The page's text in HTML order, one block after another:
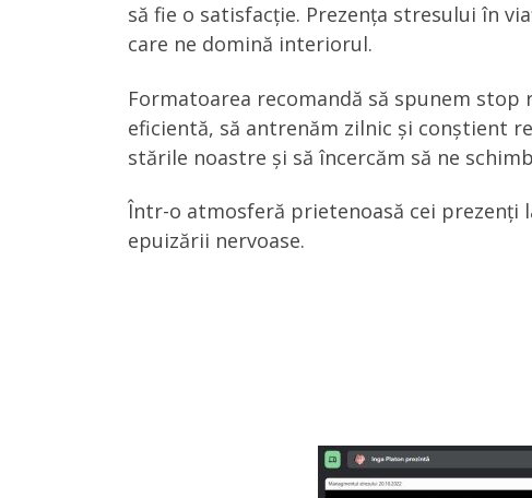
să fie o satisfacție. Prezența stresului în
care ne domină interiorul.
Formatoarea recomandă să spunem
eficientă, să antrenăm zilnic și conștient
stările noastre și să încercăm să ne
Într-o atmosferă prietenoasă cei prezenți
epuizării nervoase.